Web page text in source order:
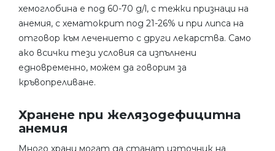
хемоглобина е под 60-70 g/l, с тежки признаци на
анемия, с хематокрит под 21-26% и при липса на
отговор към лечението с други лекарства. Само
ако всички тези условия са изпълнени
едновременно, можем да говорим за
кръвопреливане.
Хранене при желязодефицитна
анемия
Много храни могат да станат източник на